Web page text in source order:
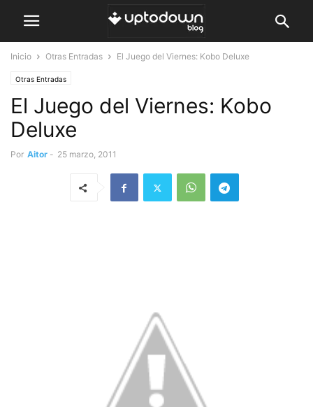
Inicio Otras Entradas El Juego del Viernes: Kobo Deluxe
Otras Entradas
El Juego del Viernes: Kobo
Deluxe
Por Aitor - 25 marzo, 2011